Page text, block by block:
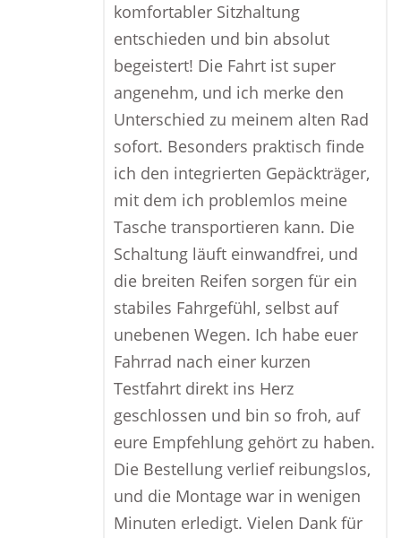
komfortabler Sitzhaltung
entschieden und bin absolut
begeistert! Die Fahrt ist super
angenehm, und ich merke den
Unterschied zu meinem alten Rad
sofort. Besonders praktisch finde
ich den integrierten Gepäckträger,
mit dem ich problemlos meine
Tasche transportieren kann. Die
Schaltung läuft einwandfrei, und
die breiten Reifen sorgen für ein
stabiles Fahrgefühl, selbst auf
unebenen Wegen. Ich habe euer
Fahrrad nach einer kurzen
Testfahrt direkt ins Herz
geschlossen und bin so froh, auf
eure Empfehlung gehört zu haben.
Die Bestellung verlief reibungslos,
und die Montage war in wenigen
Minuten erledigt. Vielen Dank für